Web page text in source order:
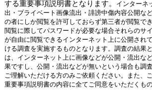
する重要事項説明書となります。
インターネ
出・プライベート画像流出・誹謗中傷内容公開な
の者にしか閲覧を許可しておらず第三者が閲覧で
閲覧に際してパスワードが必要な場合それらのサ
が自由に閲覧できるインターネット上に公開され
ける調査を実施するものとなります。調査の結果
は、インターネット上に画像などが公開・流出な
果ですし、公開・流出などが無いという場合も調
ご理解いただける方のみご依頼ください。また、
重要事項説明書の内容に全てご同意をいただくもの